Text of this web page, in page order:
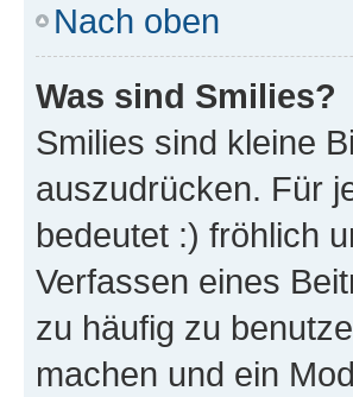
Nach oben
Was sind Smilies?
Smilies sind kleine
auszudrücken. Für
bedeutet :) fröhlich
Verfassen eines
zu häufig zu
machen und ein